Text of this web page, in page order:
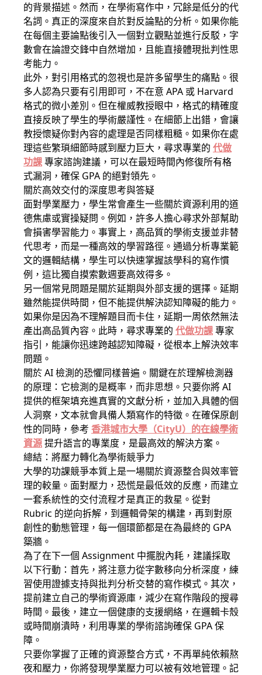
的背景描述。然而，在學術寫作中，冗餘是低分的代
名詞。真正的深度來自於對反論點的分析。如果你能
在每個主要論點後引入一個對立觀點並進行反駁，字
數會在論證交鋒中自然增加，且能直接體現批判性思
考能力。
此外，對引用格式的忽視也是許多留學生的痛點。很
多人認為只要有引用即可，不在意 APA 或 Harvard
格式的微小差別。但在權威教授眼中，格式的精確度
直接反映了學生的學術嚴謹性。在細節上出錯，會讓
教授懷疑你對內容的處理是否同樣粗糙。如果你在處
理這些繁瑣細節時感到壓力巨大，尋求專業的 代做
功課專家諮詢建議，可以在最短時間內修復所有格
式漏洞，確保 GPA 的絕對領先。
關於高效交付的深度思考與答疑
面對學業壓力，學生常會產生一些關於資源利用的道
德焦慮或實操疑問。例如，許多人擔心尋求外部幫助
會損害學習能力。事實上，高品質的學術支援並非替
代思考，而是一種高效的學習路徑。通過分析專業範
文的邏輯結構，學生可以快速掌握該學科的寫作慣
例，這比獨自摸索數週要高效得多。
另一個常見問題是關於延期與外部支援的選擇。延期
雖然能提供時間，但不能提供解決認知障礙的能力。
如果你是因為不理解題目而卡住，延期一周依然無法
產出高品質內容。此時，尋求專業的 代做功課專家
指引，能讓你迅速跨越認知障礙，從根本上解決效率
問題。
關於 AI 檢測的恐懼同樣普遍。關鍵在於理解檢測器
的原理：它檢測的是概率，而非思想。只要你將 AI
提供的框架填充進真實的文獻分析，並加入具體的個
人洞察，文本就會具備人類寫作的特徵。在確保原創
性的同時，參考 香港城市大學（CityU）的在線學術
資源提升語言的專業度，是最高效的解決方案。
總結：將壓力轉化為學術競爭力
大學的功課競爭本質上是一場關於資源整合與效率管
理的較量。面對壓力，恐慌是最低效的反應，而建立
一套系統性的交付流程才是真正的救星。從對
Rubric 的逆向拆解，到邏輯骨架的構建，再到對原
創性的動態管理，每一個環節都是在為最終的 GPA
築牆。
為了在下一個 Assignment 中擺脫內耗，建議採取
以下行動：首先，將注意力從字數移向分析深度，練
習使用證據支持與批判分析交替的寫作模式。其次，
提前建立自己的學術資源庫，減少在寫作階段的搜尋
時間。最後，建立一個健康的支援網絡，在邏輯卡殼
或時間崩潰時，利用專業的學術諮詢確保 GPA 保
障。
只要你掌握了正確的資源整合方式，不再單純依賴熬
夜和壓力，你將發現學業壓力可以被有效地管理。記